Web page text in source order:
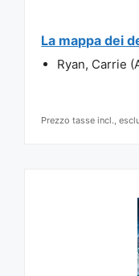
La mappa dei
Ryan, Carrie
Prezzo tasse incl.,